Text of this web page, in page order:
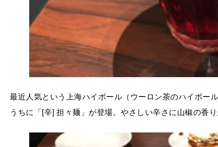
最近人気という上海ハイボール（ウーロン茶のハイボー
うちに「[辛] 担々麺」が登場。やさしい辛さに山椒の香